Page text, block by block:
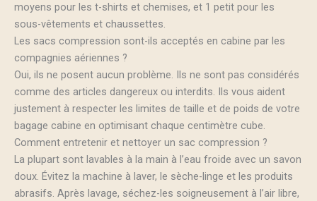
moyens pour les t-shirts et chemises, et 1 petit pour les
sous-vêtements et chaussettes.
Les sacs compression sont-ils acceptés en cabine par les
compagnies aériennes ?
Oui, ils ne posent aucun problème. Ils ne sont pas considérés
comme des articles dangereux ou interdits. Ils vous aident
justement à respecter les limites de taille et de poids de votre
bagage cabine en optimisant chaque centimètre cube.
Comment entretenir et nettoyer un sac compression ?
La plupart sont lavables à la main à l’eau froide avec un savon
doux. Évitez la machine à laver, le sèche-linge et les produits
abrasifs. Après lavage, séchez-les soigneusement à l’air libre,